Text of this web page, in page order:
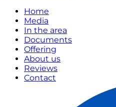
Home
Media
In the area
Documents
Offering
About us
Reviews
Contact